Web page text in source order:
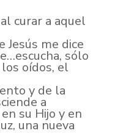
curar a aquel
Jesús me dice
sólo
oídos, el
y de la
a
su Hijo y en
una nueva